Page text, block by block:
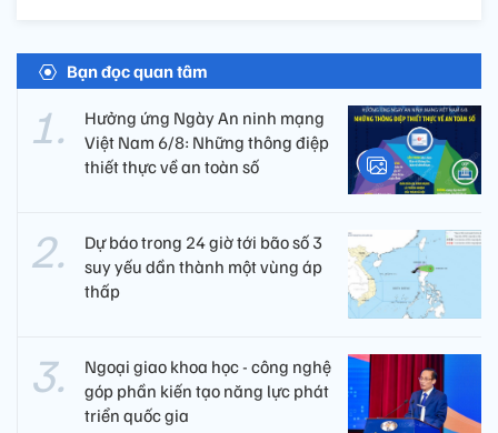
Bạn đọc quan tâm
Hưởng ứng Ngày An ninh mạng
Việt Nam 6/8: Những thông điệp
thiết thực về an toàn số
Dự báo trong 24 giờ tới bão số 3
suy yếu dần thành một vùng áp
thấp
Ngoại giao khoa học - công nghệ
góp phần kiến tạo năng lực phát
triển quốc gia